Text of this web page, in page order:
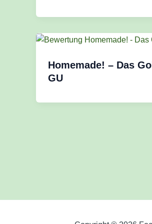
Homemade! – Das
GU